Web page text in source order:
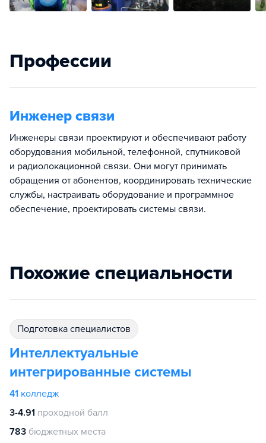
Профессии
Инженер связи
Инженеры связи проектируют и обеспечивают работу
оборудования мобильной, телефонной, спутниковой
и радиолокационной связи. Они могут принимать
обращения от абонентов, координировать технические
службы, настраивать оборудование и программное
обеспечение, проектировать системы связи.
Похожие специальности
подготовка специалистов
Интеллектуальные
интегрированные системы
41 колледж
3-4.91 проходной балл
783 бюджетных места